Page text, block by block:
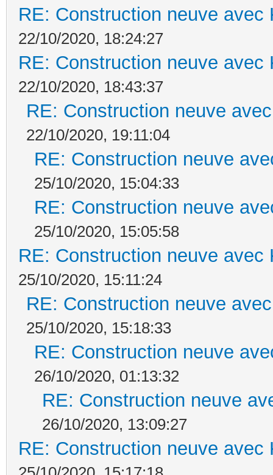
RE: Construction neuve avec
22/10/2020, 18:24:27
RE: Construction neuve avec
22/10/2020, 18:43:37
RE: Construction neuve
22/10/2020, 19:11:04
RE: Construction neuve
25/10/2020, 15:04:33
RE: Construction neuve
25/10/2020, 15:05:58
RE: Construction neuve avec
25/10/2020, 15:11:24
RE: Construction neuve
25/10/2020, 15:18:33
RE: Construction neuve
26/10/2020, 01:13:32
RE: Construction neuve
26/10/2020, 13:09:27
RE: Construction neuve avec